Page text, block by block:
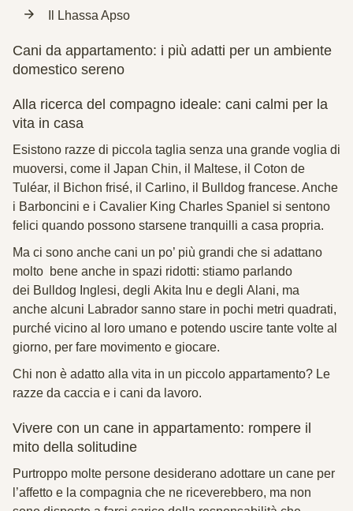
Il Lhassa Apso
Cani da appartamento: i più adatti per un ambiente
domestico sereno
Alla ricerca del compagno ideale: cani calmi per la
vita in casa
Esistono razze di piccola taglia senza una grande voglia di
muoversi, come il Japan Chin, il Maltese, il Coton de
Tuléar, il Bichon frisé, il Carlino, il Bulldog francese. Anche
i Barboncini e i Cavalier King Charles Spaniel si sentono
felici quando possono starsene tranquilli a casa propria.
Ma ci sono anche cani un po’ più grandi che si adattano
molto bene anche in spazi ridotti: stiamo parlando
dei Bulldog Inglesi, degli Akita Inu e degli Alani, ma
anche alcuni Labrador sanno stare in pochi metri quadrati,
purché vicino al loro umano e potendo uscire tante volte al
giorno, per fare movimento e giocare.
Chi non è adatto alla vita in un piccolo appartamento? Le
razze da caccia e i cani da lavoro.
Vivere con un cane in appartamento: rompere il
mito della solitudine
Purtroppo molte persone desiderano adottare un cane per
l’affetto e la compagnia che ne riceverebbero, ma non